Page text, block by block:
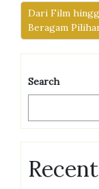
Dari Film
Beragam
Search